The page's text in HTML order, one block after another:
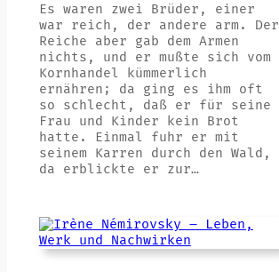
Es waren zwei Brüder, einer
war reich, der andere arm. Der
Reiche aber gab dem Armen
nichts, und er mußte sich vom
Kornhandel kümmerlich
ernähren; da ging es ihm oft
so schlecht, daß er für seine
Frau und Kinder kein Brot
hatte. Einmal fuhr er mit
seinem Karren durch den Wald,
da erblickte er zur…